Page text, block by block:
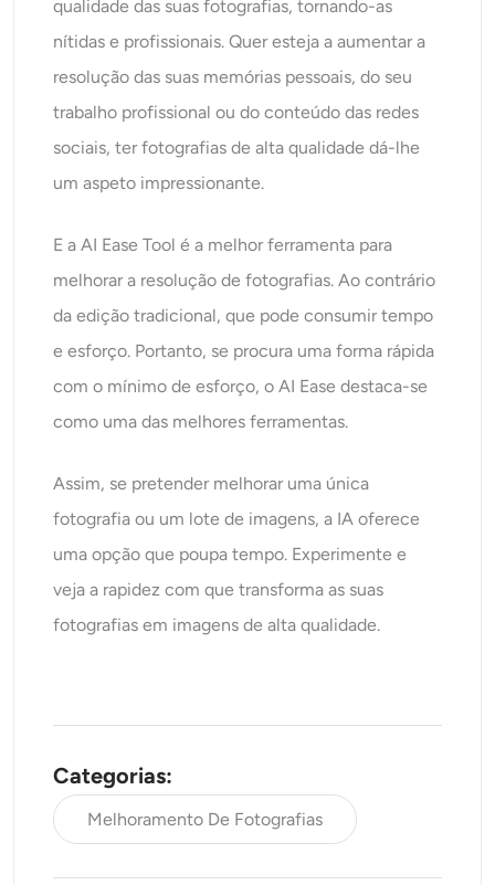
qualidade das suas fotografias, tornando-as
nítidas e profissionais. Quer esteja a aumentar a
resolução das suas memórias pessoais, do seu
trabalho profissional ou do conteúdo das redes
sociais, ter fotografias de alta qualidade dá-lhe
um aspeto impressionante.
E a AI Ease Tool é a melhor ferramenta para
melhorar a resolução de fotografias. Ao contrário
da edição tradicional, que pode consumir tempo
e esforço. Portanto, se procura uma forma rápida
com o mínimo de esforço, o AI Ease destaca-se
como uma das melhores ferramentas.
Assim, se pretender melhorar uma única
fotografia ou um lote de imagens, a IA oferece
uma opção que poupa tempo. Experimente e
veja a rapidez com que transforma as suas
fotografias em imagens de alta qualidade.
Categorias:
Melhoramento De Fotografias